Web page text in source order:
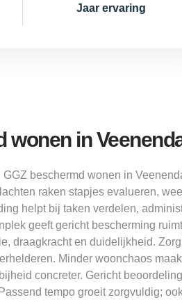
Jaar ervaring
wonen in
beschermd wonen in
raken stapjes evalueren,
helpt bij taken verdelen,
geeft gericht bescherming
draagkracht en duidelijkheid.
Minder woonchaos
concreter. Gericht
tempo groeit zorgvuldig;